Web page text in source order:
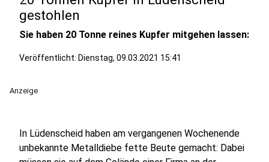
gestohlen
Sie haben 20 Tonne reines Kupfer mitgehen lassen:
Veröffentlicht: Dienstag, 09.03.2021 15:41
Anzeige
In Lüdenscheid haben am vergangenen Wochenende
unbekannte Metalldiebe fette Beute gemacht: Dabei